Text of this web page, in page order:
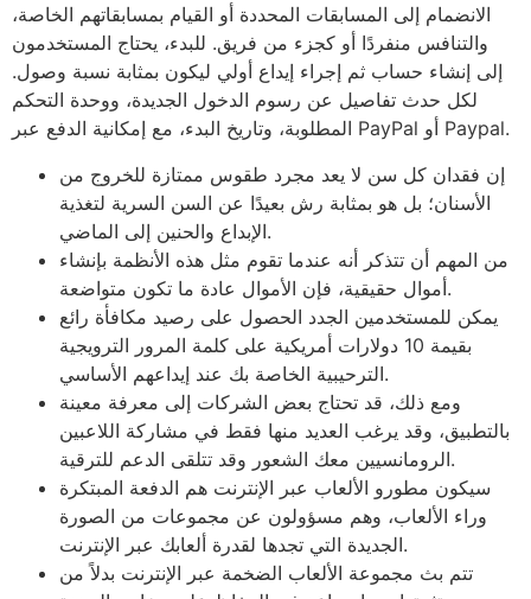
الانضمام إلى المسابقات المحددة أو القيام بمسابقاتهم الخاصة،
والتنافس منفردًا أو كجزء من فريق. للبدء، يحتاج المستخدمون
إلى إنشاء حساب ثم إجراء إيداع أولي ليكون بمثابة نسبة وصول.
لكل حدث تفاصيل عن رسوم الدخول الجديدة، ووحدة التحكم
المطلوبة، وتاريخ البدء، مع إمكانية الدفع عبر PayPal أو Paypal.
إن فقدان كل سن لا يعد مجرد طقوس ممتازة للخروج من
الأسنان؛ بل هو بمثابة رش بعيدًا عن السن السرية لتغذية
الإبداع والحنين إلى الماضي.
من المهم أن تتذكر أنه عندما تقوم مثل هذه الأنظمة بإنشاء
أموال حقيقية، فإن الأموال عادة ما تكون متواضعة.
يمكن للمستخدمين الجدد الحصول على رصيد مكافأة رائع
بقيمة 10 دولارات أمريكية على كلمة المرور الترويجية
الترحيبية الخاصة بك عند إيداعهم الأساسي.
ومع ذلك، قد تحتاج بعض الشركات إلى معرفة معينة
بالتطبيق، وقد يرغب العديد منها فقط في مشاركة اللاعبين
الرومانسيين معك الشعور وقد تتلقى الدعم للترقية.
سيكون مطورو الألعاب عبر الإنترنت هم الدفعة المبتكرة
وراء الألعاب، وهم مسؤولون عن مجموعات من الصورة
الجديدة التي تجدها لقدرة ألعابك عبر الإنترنت.
تتم بث مجموعة الألعاب الضخمة عبر الإنترنت بدلاً من